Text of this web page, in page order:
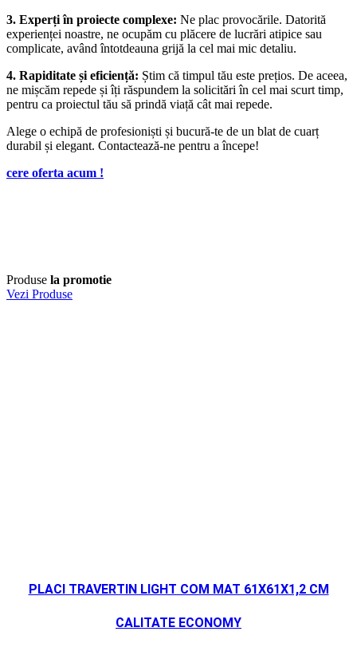
3. Experți în proiecte complexe: Ne plac provocările. Datorită
experienței noastre, ne ocupăm cu plăcere de lucrări atipice sau
complicate, având întotdeauna grijă la cel mai mic detaliu.
4. Rapiditate și eficiență: Știm că timpul tău este prețios. De aceea,
ne mișcăm repede și îți răspundem la solicitări în cel mai scurt timp,
pentru ca proiectul tău să prindă viață cât mai repede.
Alege o echipă de profesioniști și bucură-te de un blat de cuarț
durabil și elegant. Contactează-ne pentru a începe!
cere oferta acum !
Produse la promotie
Vezi Produse
PLACI TRAVERTIN LIGHT COM MAT 61X61X1,2 CM
CALITATE ECONOMY